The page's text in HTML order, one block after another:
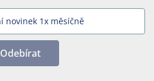
Odebírat